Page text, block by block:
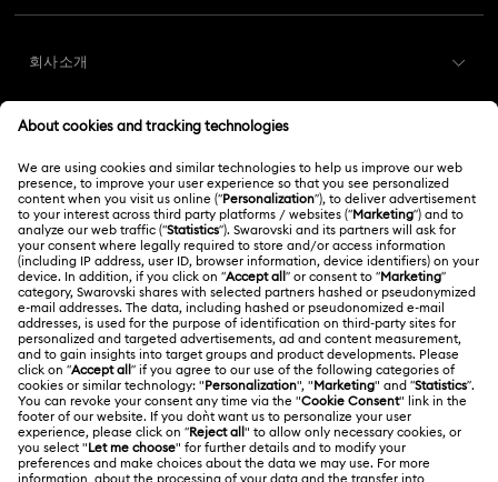
온라인 수선 문의
문의
사이즈 참조
매장 검색
예약하기
Swarovski Crystal Society (SCS)
회사소개
Swarovski 소개
채용 정보
Alumni Community
프로페셔널
사이트 맵
Swarovski Created Diamonds
Kristallwelten
저작권
이용약관
개인정보 보호
쿠키 동의
회사 정보
대한민국
한국어
English